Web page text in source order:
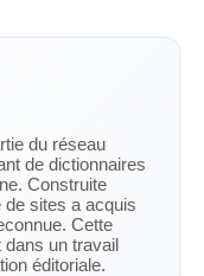
du réseau
de dictionnaires
Construite
de sites a acquis
Cette
dans un travail
éditoriale.